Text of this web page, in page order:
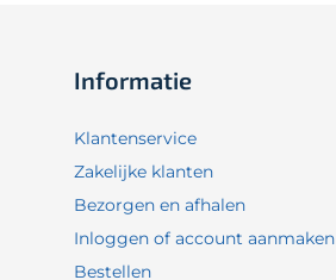
Informatie
Klantenservice
Zakelijke klanten
Bezorgen en afhalen
Inloggen of account aanmaken
Bestellen